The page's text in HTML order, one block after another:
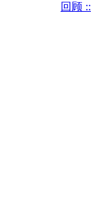
回顾 ::